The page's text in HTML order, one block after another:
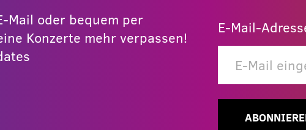
Mail oder bequem per
Konzerte mehr verpassen!
E-Mail-